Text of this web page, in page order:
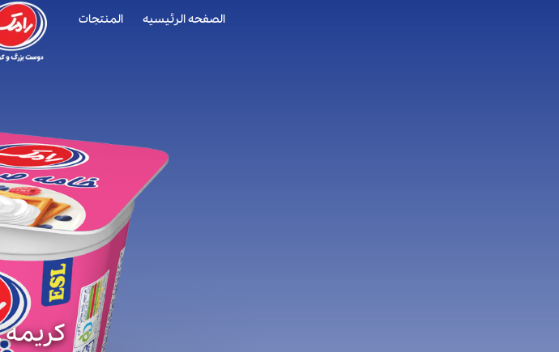
الصفحه الرئیسیه المنتجات
کریمه ESL